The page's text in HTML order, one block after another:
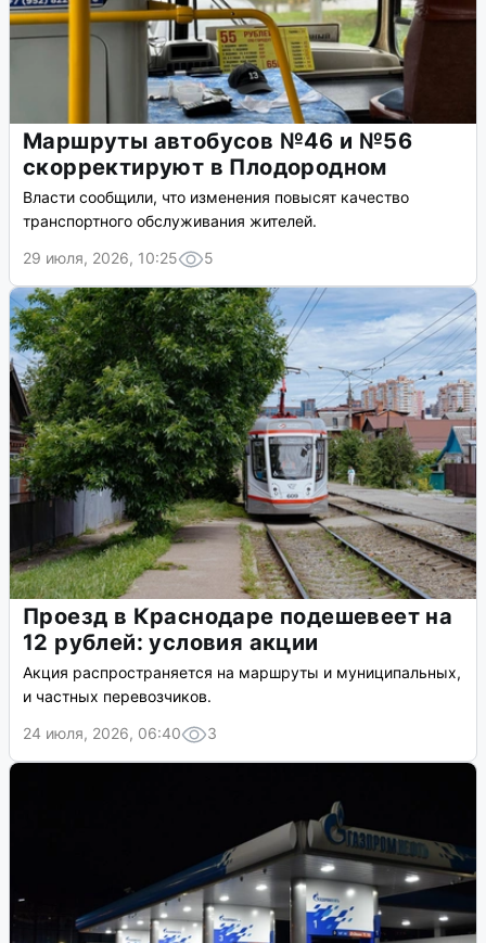
Маршруты автобусов №46 и №56
скорректируют в Плодородном
Власти сообщили, что изменения повысят качество
транспортного обслуживания жителей.
29 июля, 2026, 10:25
5
Проезд в Краснодаре подешевеет на
12 рублей: условия акции
Акция распространяется на маршруты и муниципальных,
и частных перевозчиков.
24 июля, 2026, 06:40
3